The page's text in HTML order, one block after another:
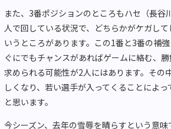
また、3番ポジションのところもハセ（長谷
人で回している状況で、どちらかがケガし
いうところがあります。この1番と3番の補
ぐにでもチャンスがあればゲームに絡む、
求められる可能性が2人にはあります。その
しくなり、若い選手が入ってくることによ
と思います。
今シーズン、去年の雪辱を晴らすという意